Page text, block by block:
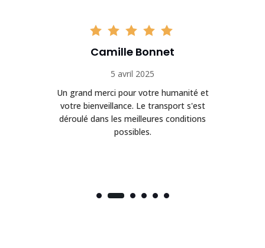
Camille Bonnet
5 avril 2025
Un grand merci pour votre humanité et
votre bienveillance. Le transport s'est
déroulé dans les meilleures conditions
possibles.